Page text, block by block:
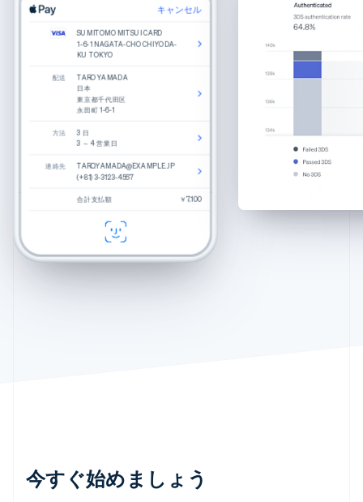
商品詳細
丸いレンズ、スリムなテンプルアーム、キーホー
ルブリッジを組み合わせた、美しい見た目の
手作業で研磨したセルロースアセテートを使用
アクロンコートされたネジで耐久性を確保
レビュー
カモミール
キャンセル
1-6-1 NAGATA-CHO CHIYODA-
KU TOKYO
TARO YAMADA
東京都千代田区
永田町 1-6-1
連絡先 TARO.YAMADA@EXAMPLE.JP
(+81) 3-3123-4567
合計支払額 ￥25,000
荷札
色: サンド
合計
購入
キャンセル
SUMITOMO MITSUI CARD
1-6-1 NAGATA-CHO CHIYODA-
KU TOKYO
配送 TARO YAMADA
日本
東京都千代田区
永田町 1-6-1
方法 3 日
3 ～ 4 営業日
連絡先 TARO.YAMADA@EXAMPLE.JP
(+81) 3-3123-4567
合計支払額 $270.00
編集 削除 編集
合計金額見積 ￥7,100
キャンセル
SUMITOMO MITSUI CARD
1-6-1 NAGATA-CHO CHIYODA-
KU TOKYO
配送 TARO YAMADA
日本
東京都千代田区
永田町 1-6-1
方法 3 日
3 ～ 4 営業日
連絡先 TARO.YAMADA@EXAMPLE.JP
(+81) 3-3123-4567
合計支払額 ￥7,100
今すぐ始めましょう
English
キプロス
English
English
クロアチア
EnglishItaliano
ジブラルタル
English
シンガポール
English简体中文
スイス
スウェーデン
English
スペイン
DeutschEnglish
ニュージーランド